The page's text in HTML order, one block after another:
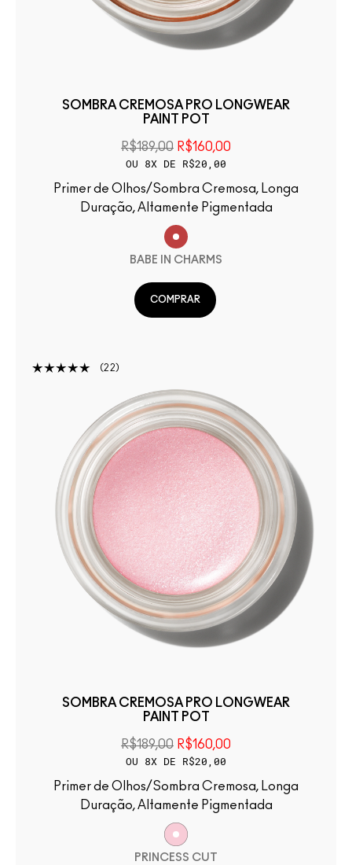
SOMBRA CREMOSA PRO LONGWEAR
PAINT POT
R$189,00 R$160,00
OU 8X DE R$20,00
Primer de Olhos/Sombra Cremosa, Longa
Duração, Altamente Pigmentada
BABE IN CHARMS
COMPRAR
22
SOMBRA CREMOSA PRO LONGWEAR
PAINT POT
R$189,00 R$160,00
OU 8X DE R$20,00
Primer de Olhos/Sombra Cremosa, Longa
Duração, Altamente Pigmentada
PRINCESS CUT